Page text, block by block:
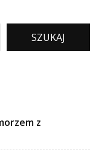
SZUKAJ
z